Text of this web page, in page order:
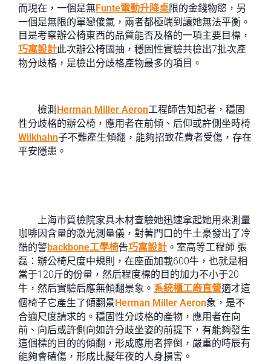
而現在，一個是無Funte電動升降桌限的金錢物慾，另
一個是無限的單戀傻氣，兩者都極端到讓她無法平衡。
目是考察辦公椅東西的品質能否及格的一項主要目標，
巧寓設計此次辦公椅國抽，穩固性實驗共檢出7批次產
物分歧格，是檢出分歧格產物最多的項目。
檢測 Herman Miller Aeron工程師告知記者，穩固
性分歧格的辦公椅，應用者在前傾、后仰或許側坐時椅
Wilkhahn子不難產生傾翻，能夠招致花費者受傷，存在
平安隱患。
上海市質檢院家具木材查驗她迅速拿起她用來測量
咖啡因含量的激光測量儀，對著門口的牛土豪發出了冷
酷的警backbone工學椅告巧寓設計 。室高等工程師 張
磊：辦公椅尺度中規則，在座面加載600牛，也就是相
當于120斤的份量，然后程度標的目的加力不小于20
牛，然后實驗后應無傾翻景象。 系統櫃工廠直營適才這
個椅子它產生了傾翻景Herman Miller Aeron象，是不
合適尺度請求的。穩固性分歧格的產物，應用者在向
前、向后或許側向如許分歧坐姿的前提下，有能夠發生
這個標的目的的傾翻，形成應用者摔倒，嚴重的時辰有
能夠會磕傷，形成比擬年夜的人身損害。